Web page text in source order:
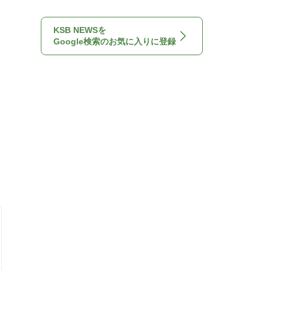
KSB NEWSを
Google検索のお気に入りに登録